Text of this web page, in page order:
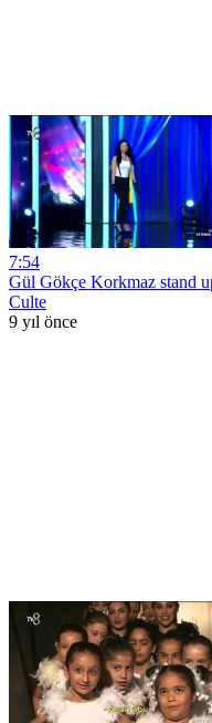
7:54
Gül Gökçe Korkmaz stand
Culte
9 yıl önce